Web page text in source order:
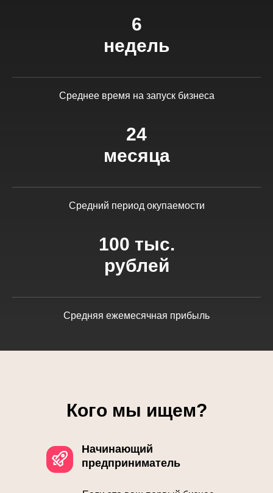
6
недель
Среднее время на запуск бизнеса
24
месяца
Средний период окупаемости
100 тыс.
рублей
Средняя ежемесячная прибыль
Кого мы ищем?
Начинающий
предприниматель